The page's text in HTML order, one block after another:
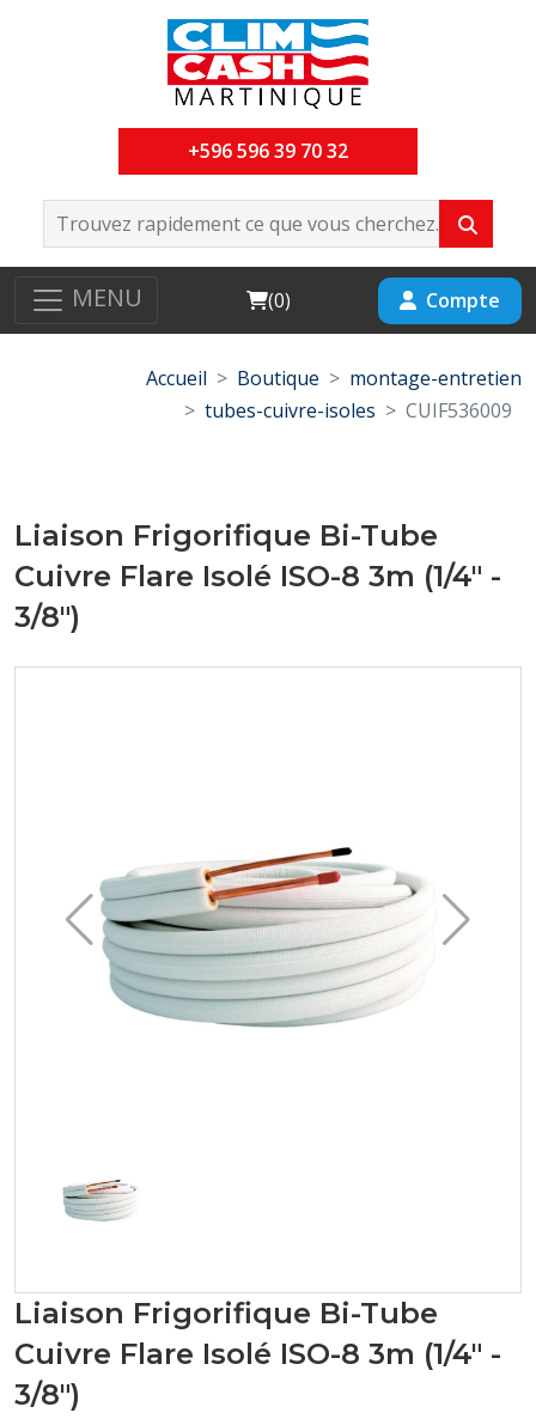
+596 596 39 70 32
MENU Cart
(0) Compte
Accueil Boutique
montage-entretien
tubes-cuivre-isoles
CUIF536009
Liaison Frigorifique Bi-Tube
Cuivre Flare Isolé ISO-8 3m (1/4" -
3/8")
Liaison Frigorifique Bi-Tube
Cuivre Flare Isolé ISO-8 3m (1/4" -
3/8")